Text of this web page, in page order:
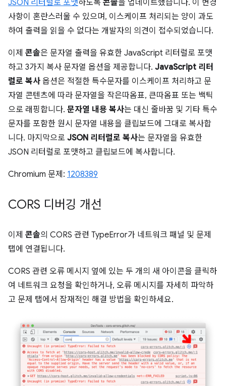
JSON 리터럴로 포맷하도록 콘솔을 업데이트했습니다. 이 변경
사항이 혼란스러울 수 있으며, 이스케이프 처리되는 양이 과도
하여 출력을 읽을 수 없다는 개발자의 의견이 접수되었습니다.
이제 콘솔은 문자열 출력을 유효한 JavaScript 리터럴로 포맷
하고 3가지 복사 문자열 옵션을 제공합니다. JavaScript 리터
럴로 복사 옵션은 적절한 특수문자를 이스케이프 처리하고 문
자열 콘텐츠에 따라 문자열을 작은따옴표, 큰따옴표 또는 백틱
으로 래핑합니다. 문자열 내용 복사는 대신 줄바꿈 및 기타 특수
문자를 포함한 원시 문자열 내용을 클립보드에 그대로 복사합
니다. 마지막으로 JSON 리터럴로 복사는 문자열을 유효한
JSON 리터럴로 포맷하고 클립보드에 복사합니다.
Chromium 문제: 1208389
CORS 디버깅 개선
이제 콘솔의 CORS 관련 TypeError가 네트워크 패널 및 문제
탭에 연결됩니다.
CORS 관련 오류 메시지 옆에 있는 두 개의 새 아이콘을 클릭하
여 네트워크 요청을 확인하거나, 오류 메시지를 자세히 파악하
고 문제 탭에서 잠재적인 해결 방법을 확인하세요.